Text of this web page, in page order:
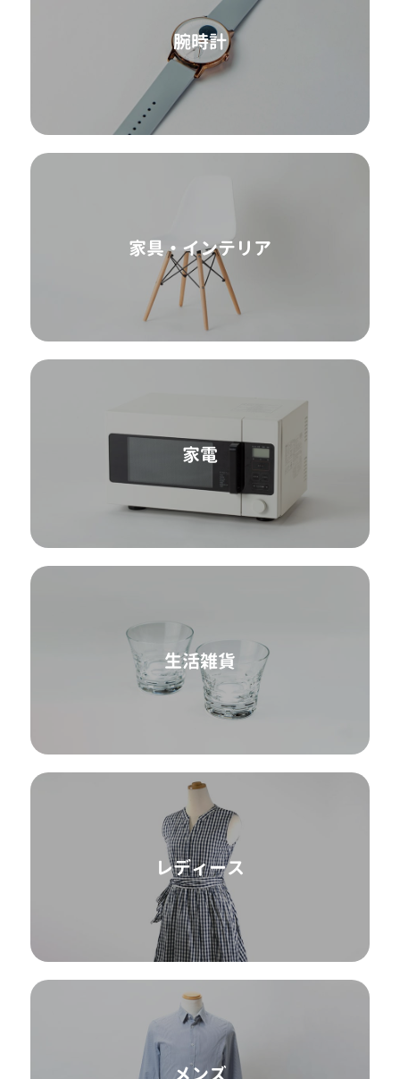
腕時計
家具・インテリア
家電
生活雑貨
レディース
メンズ